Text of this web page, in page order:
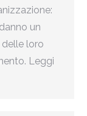
un
loro
Leggi